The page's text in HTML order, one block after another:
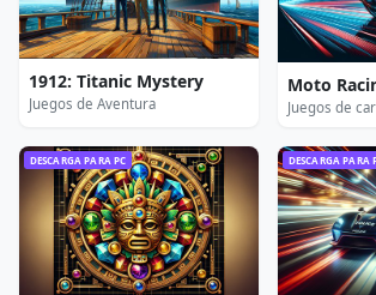
1912: Titanic Mystery
Juegos de Aventura
Moto
Juegos de
DESCARGA PARA PC DESCARGA PARA